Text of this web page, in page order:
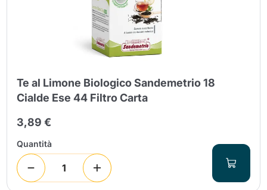
Te al Limone Biologico Sandemetrio 18
Cialde Ese 44 Filtro Carta
3,89 €
Quantità